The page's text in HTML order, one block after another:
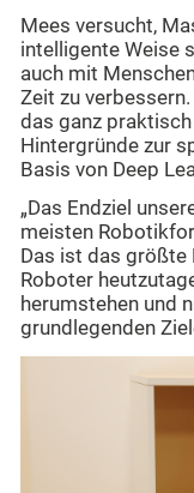
Mees versucht,
intelligente Weise
auch mit
Zeit zu
das ganz
Hintergründe zur
Basis von Deep
„Das Endziel
meisten
Das ist das
Roboter
herumstehen und
grundlegenden